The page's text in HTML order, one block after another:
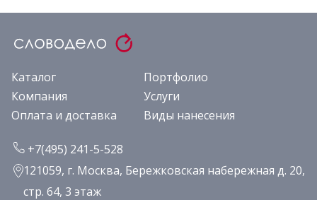
Каталог
Портфолио
Компания
Услуги
Оплата и доставка
Виды нанесения
+7(495) 241-5-528
121059, г. Москва, Бережковская набережная д. 20,
стр. 64, 3 этаж